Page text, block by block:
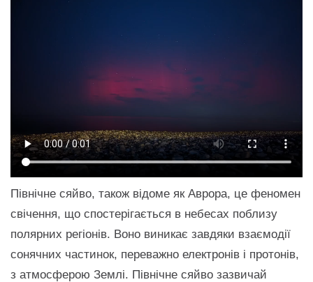
Північне сяйво, також відоме як Аврора, це феномен
свічення, що спостерігається в небесах поблизу
полярних регіонів. Воно виникає завдяки взаємодії
сонячних частинок, переважно електронів і протонів,
з атмосферою Землі. Північне сяйво зазвичай